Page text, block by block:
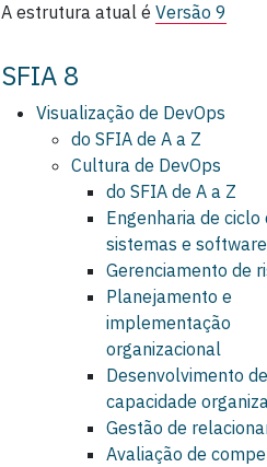
A estrutura atual é Versão 9
SFIA 8
Visualização de DevOps
do SFIA de A a Z
Cultura de DevOps
do SFIA de A a Z
Engenharia de ciclo
sistemas e software
Gerenciamento de
Planejamento e
implementação
organizacional
Desenvolvimento de
capacidade
Gestão de
Avaliação de